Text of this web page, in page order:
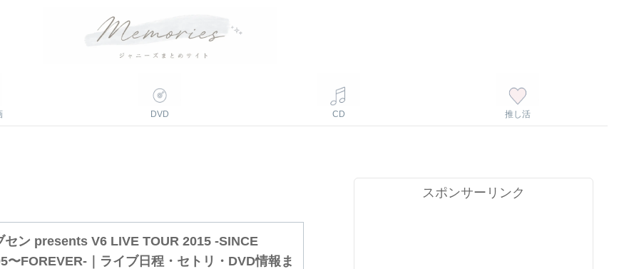
DVD CD 推し活
セン presents V6 LIVE TOUR 2015 -SINCE
〜FOREVER-｜ライブ日程・セトリ・DVD情報ま
スポンサーリンク